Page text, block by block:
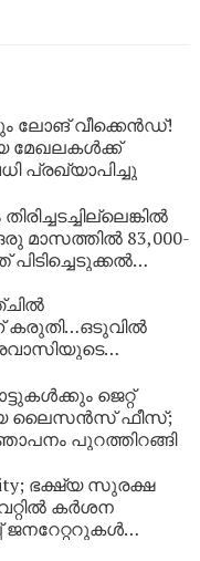
ലോങ് വീക്കെൻഡ്!
പ്രഖ്യാപിച്ചു
മാസത്തിൽ 83,000-
കരുതി…ഒടുവിൽ
‘വാപ്പയെ
മകൾ
ജെറ്റ്
ലൈസൻസ് ഫീസ്;
പുറത്തിറങ്ങി
ഭക്ഷ്യ സുരക്ഷ
കർശന
ജനറേറ്ററുകൾ